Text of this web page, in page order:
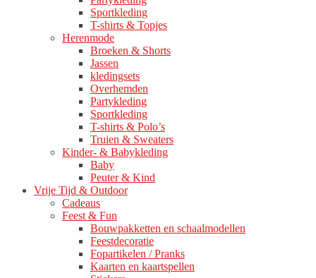
Sportkleding
T-shirts & Topjes
Herenmode
Broeken & Shorts
Jassen
kledingsets
Overhemden
Partykleding
Sportkleding
T-shirts & Polo’s
Truien & Sweaters
Kinder- & Babykleding
Baby
Peuter & Kind
Vrije Tijd & Outdoor
Cadeaus
Feest & Fun
Bouwpakketten en schaalmodellen
Feestdecoratie
Fopartikelen / Pranks
Kaarten en kaartspellen